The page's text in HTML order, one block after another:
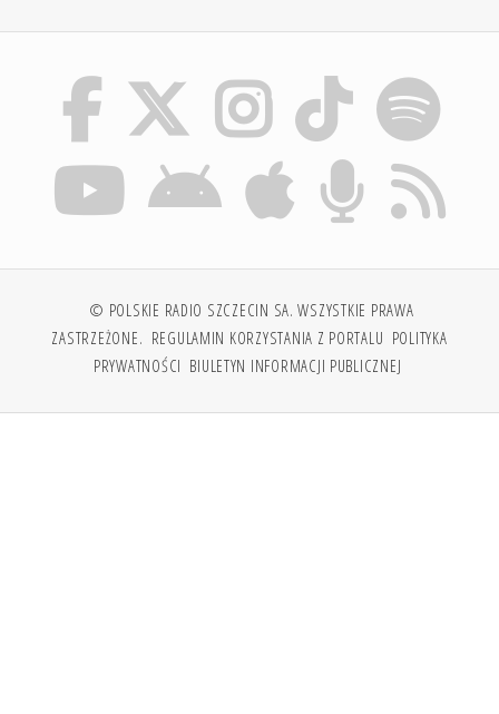
© POLSKIE RADIO SZCZECIN SA. WSZYSTKIE PRAWA
ZASTRZEŻONE. REGULAMIN KORZYSTANIA Z PORTALU POLITYKA
PRYWATNOŚCI BIULETYN INFORMACJI PUBLICZNEJ